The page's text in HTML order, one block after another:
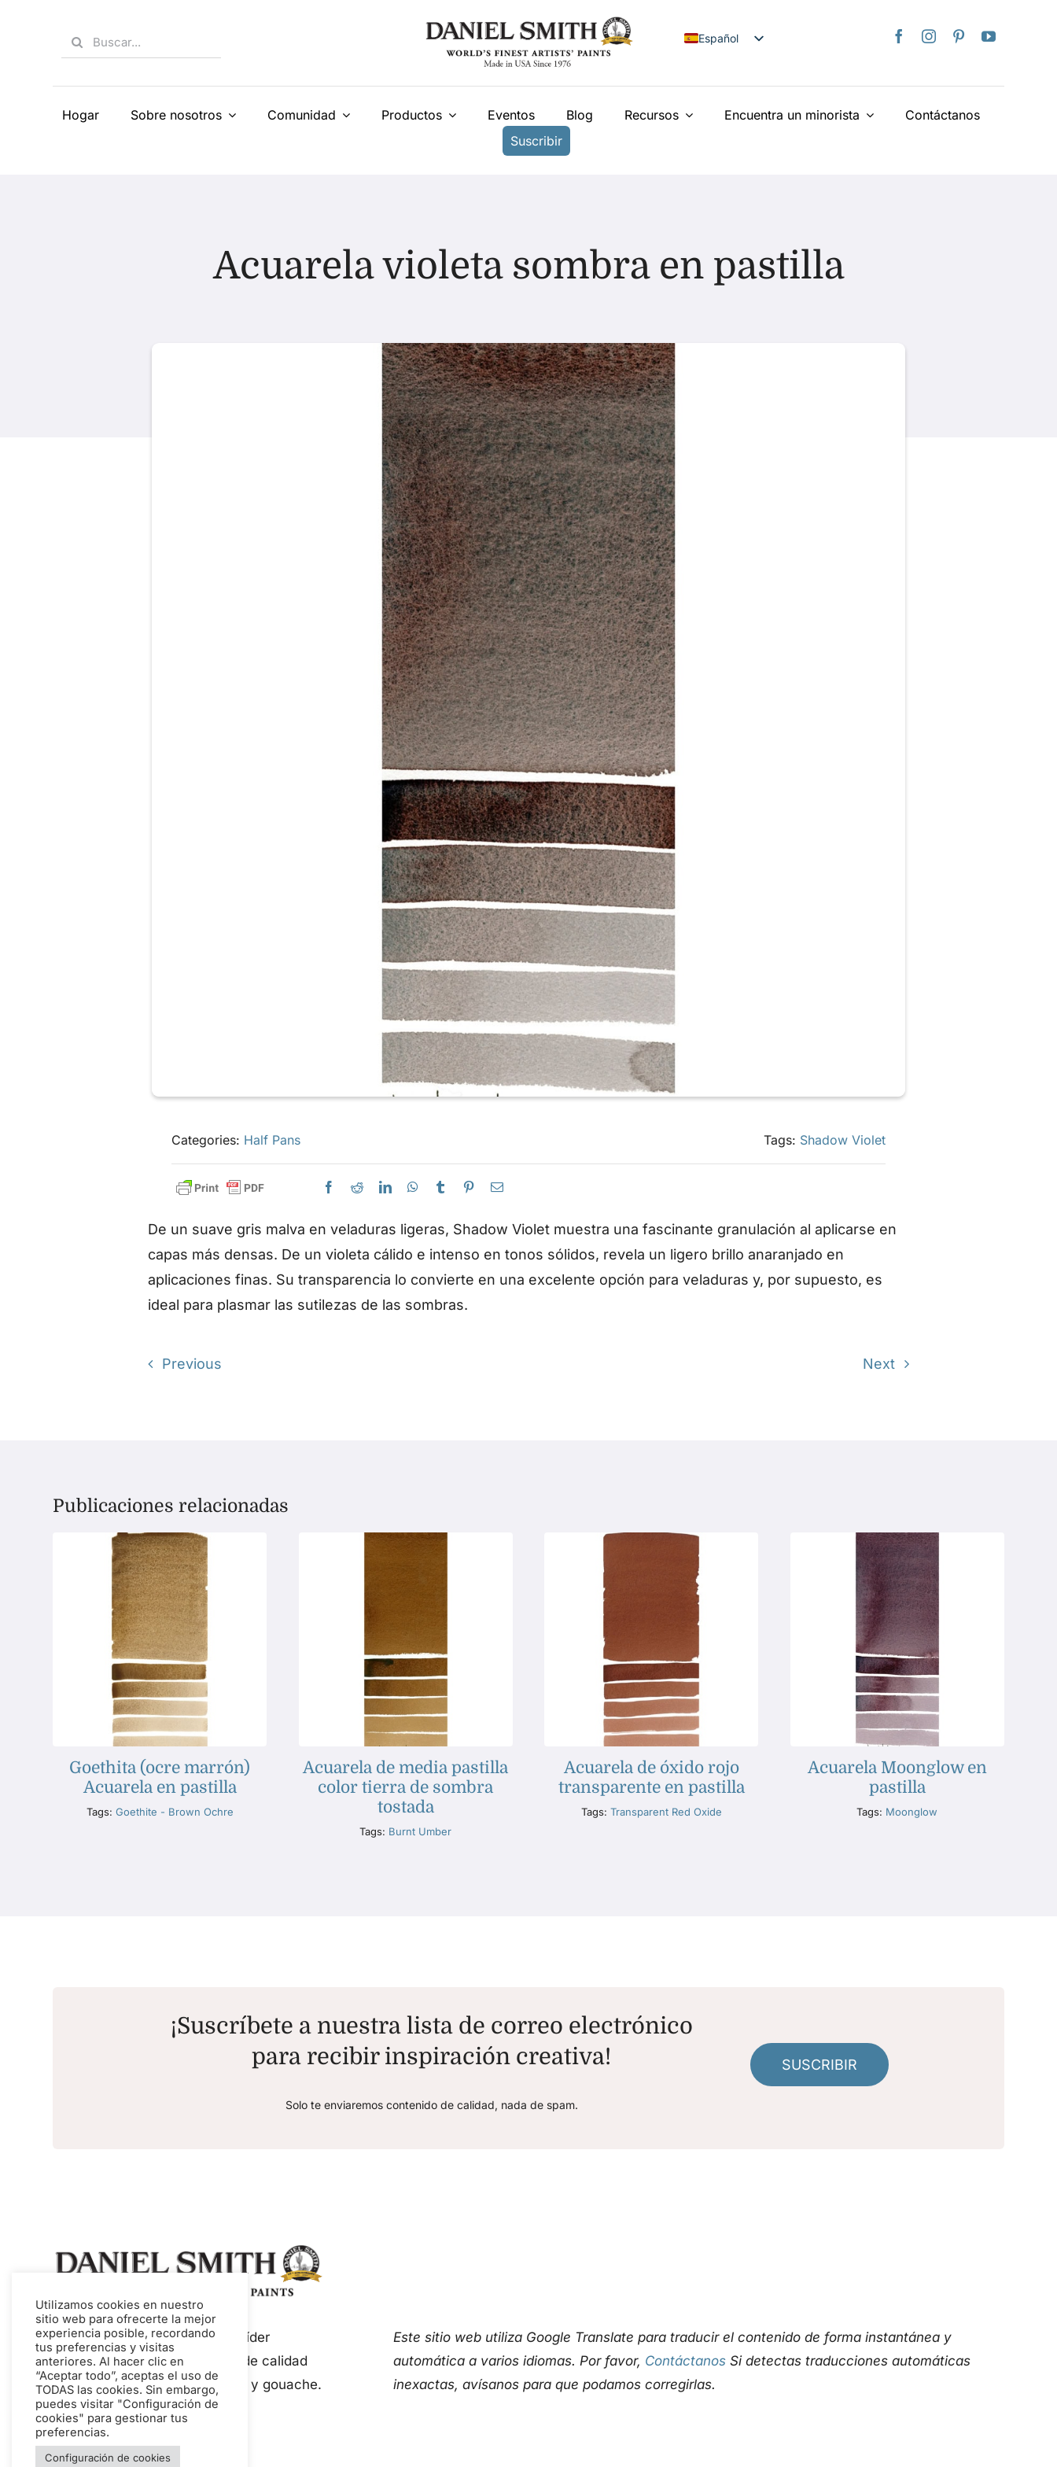
Search
for:
Español
日本語
Français
简体中文
Hogar Sobre nosotros Comunidad Productos Eventos Blog Recursos Encuentra un minorista
Contáctanos
Suscribir
Acuarela violeta sombra en pastilla
Categories: Half Pans Tags: Shadow Violet
De un suave gris malva en veladuras ligeras, Shadow Violet muestra una fascinante granulación al aplicarse en
capas más densas. De un violeta cálido e intenso en tonos sólidos, revela un ligero brillo anaranjado en
aplicaciones finas. Su transparencia lo convierte en una excelente opción para veladuras y, por supuesto, es
ideal para plasmar las sutilezas de las sombras.
Previous Next
Publicaciones relacionadas
Goethita (ocre marrón)
Acuarela en pastilla
Tags: Goethite - Brown Ochre
Acuarela de media pastilla
color tierra de sombra
tostada
Tags: Burnt Umber
Acuarela de óxido rojo
transparente en pastilla
Tags: Transparent Red Oxide
Acuarela Moonglow en
pastilla
Tags: Moonglow
¡Suscríbete a nuestra lista de correo electrónico
para recibir inspiración creativa!
Solo te enviaremos contenido de calidad, nada de spam.
SUSCRIBIR
Daniel Smith es un fabricante líder
mundial de pinturas y medios de calidad
artística, incluyendo acuarelas y gouache.
Este sitio web utiliza Google Translate para traducir el contenido de forma instantánea y
automática a varios idiomas. Por favor, Contáctanos Si detectas traducciones automáticas
inexactas, avísanos para que podamos corregirlas.
Utilizamos cookies en nuestro
sitio web para ofrecerte la mejor
experiencia posible, recordando
tus preferencias y visitas
anteriores. Al hacer clic en
“Aceptar todo”, aceptas el uso de
TODAS las cookies. Sin embargo,
puedes visitar "Configuración de
cookies" para gestionar tus
preferencias.
Configuración de cookies